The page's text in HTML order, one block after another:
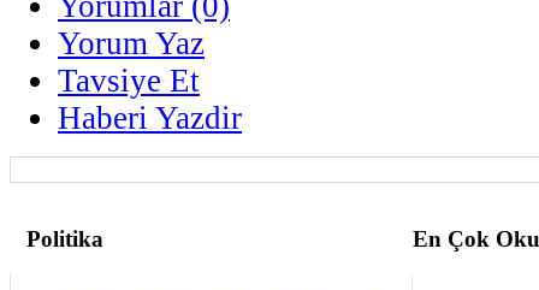
Yorum Yaz
Tavsiye Et
Haberi Yazdir
Politika En Çok